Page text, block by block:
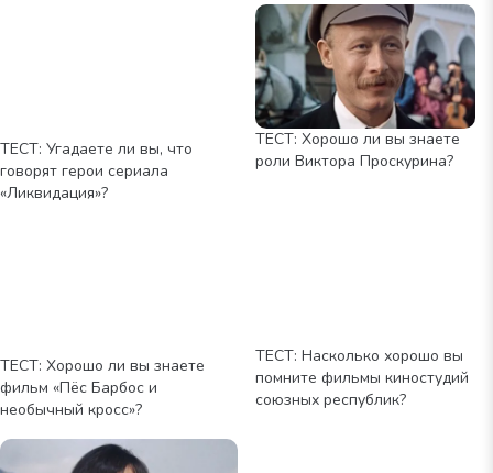
ТЕСТ: Угадаете ли вы, что
говорят герои сериала
«Ликвидация»?
ТЕСТ: Хорошо ли вы знаете
роли Виктора Проскурина?
ТЕСТ: Хорошо ли вы знаете
фильм «Пёс Барбос и
необычный кросс»?
ТЕСТ: Насколько хорошо вы
помните фильмы киностудий
союзных республик?